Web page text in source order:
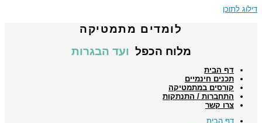
דילוג לתוכן
לומדים מתמטיקה
מלוח הכפל ועד הבגרות
דף הבית
תכנים חינמיים
קורסים במתמטיקה
התחברות / התנתקות
צרו קשר
דף הבית